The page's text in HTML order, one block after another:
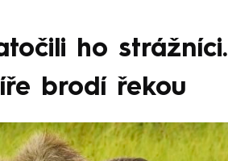
ho strážníci.
brodí řekou